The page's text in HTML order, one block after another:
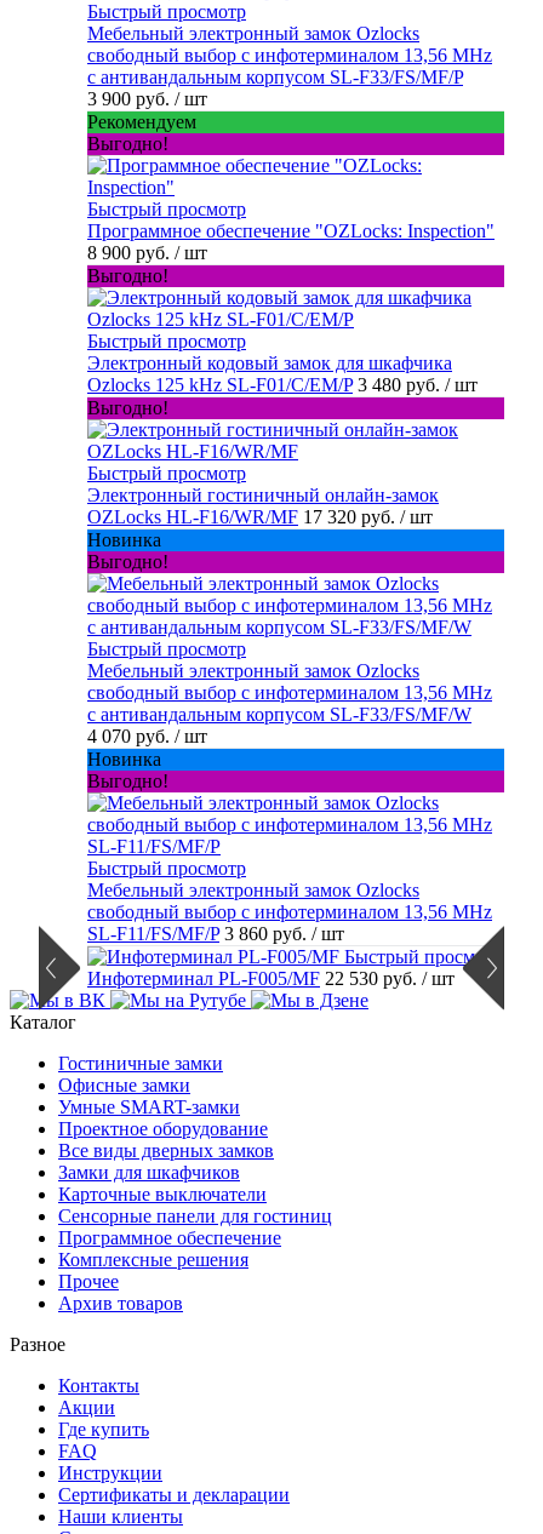
Быстрый просмотр
Мебельный электронный замок Ozlocks
свободный выбор с инфотерминалом 13,56 MHz
с антивандальным корпусом SL-F33/FS/MF/P
3 900 руб. / шт
Рекомендуем
Выгодно!
Быстрый просмотр
Программное обеспечение "OZLocks: Inspection"
8 900 руб. / шт
Выгодно!
Быстрый просмотр
Электронный кодовый замок для шкафчика
Ozlocks 125 kHz SL-F01/C/EM/P 3 480 руб. / шт
Выгодно!
Быстрый просмотр
Электронный гостиничный онлайн-замок
OZLocks HL-F16/WR/MF 17 320 руб. / шт
Новинка
Выгодно!
Быстрый просмотр
Мебельный электронный замок Ozlocks
свободный выбор с инфотерминалом 13,56 MHz
с антивандальным корпусом SL-F33/FS/MF/W
4 070 руб. / шт
Новинка
Выгодно!
Быстрый просмотр
Мебельный электронный замок Ozlocks
свободный выбор с инфотерминалом 13,56 MHz
SL-F11/FS/MF/P 3 860 руб. / шт
Быстрый просмотр
Инфотерминал PL-F005/MF 22 530 руб. / шт
Каталог
Гостиничные замки
Офисные замки
Умные SMART-замки
Проектное оборудование
Все виды дверных замков
Замки для шкафчиков
Карточные выключатели
Сенсорные панели для гостиниц
Программное обеспечение
Комплексные решения
Прочее
Архив товаров
Разное
Контакты
Акции
Где купить
FAQ
Инструкции
Сертификаты и декларации
Наши клиенты